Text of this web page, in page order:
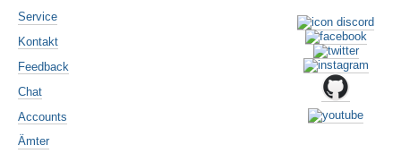
Service
Kontakt
Feedback
Chat
Accounts
Ämter